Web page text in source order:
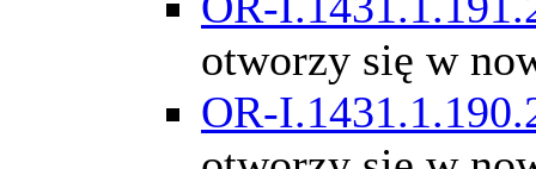
otworzy się w
OR-